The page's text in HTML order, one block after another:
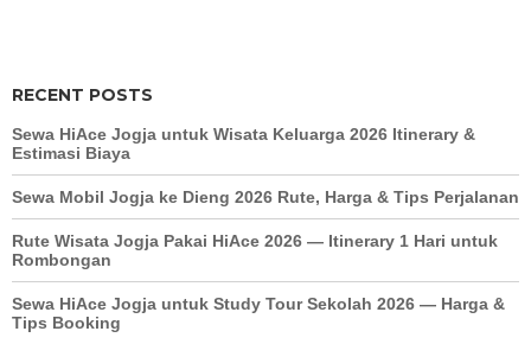
RECENT POSTS
Sewa HiAce Jogja untuk Wisata Keluarga 2026 Itinerary &
Estimasi Biaya
Sewa Mobil Jogja ke Dieng 2026 Rute, Harga & Tips Perjalanan
Rute Wisata Jogja Pakai HiAce 2026 — Itinerary 1 Hari untuk
Rombongan
Sewa HiAce Jogja untuk Study Tour Sekolah 2026 — Harga &
Tips Booking